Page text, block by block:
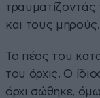
και τους μηρούς.
Το πέος του
του όρχις. Ο
όρχι σώθηκε,